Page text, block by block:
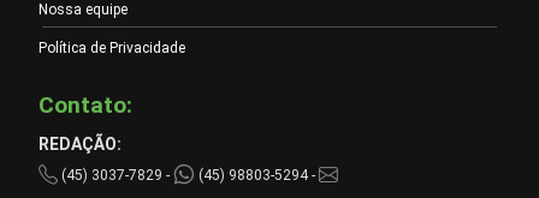
Nossa equipe
Política de Privacidade
Contato:
REDAÇÃO:
(45) 3037-7829 -
(45) 98803-5294 -